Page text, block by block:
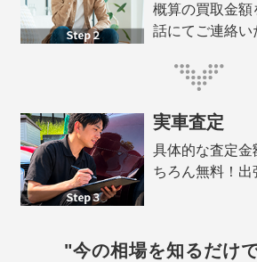
概算の買取金額
話にてご連絡い
実車査定
具体的な査定金
ちろん無料！出
"今の相場を知るだけ